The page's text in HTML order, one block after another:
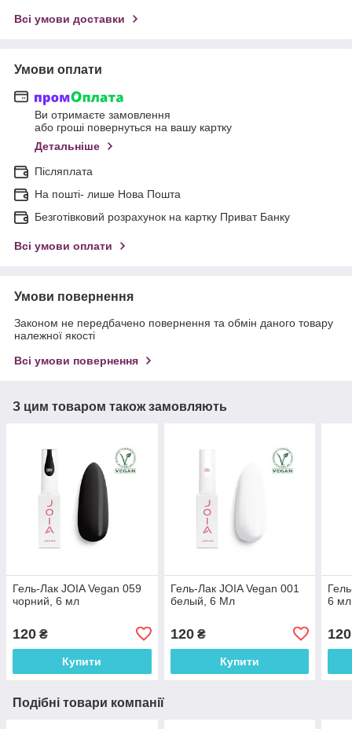
Всі умови доставки
Умови оплати
Ви отримаєте замовлення
або гроші повернуться на вашу картку
Детальніше
Післяплата
На пошті- лише Нова Пошта
Безготівковий розрахунок на картку Приват Банку
Всі умови оплати
Умови повернення
Законом не передбачено повернення та обмін даного товару
належної якості
Всі умови повернення
З цим товаром також замовляють
Гель-Лак JOIA Vegan 059
чорний, 6 мл
120 ₴
Купити
Гель-Лак JOIA Vegan 001
белый, 6 Мл
120₴
Купити
6 мл
120
Подібні товари компанії